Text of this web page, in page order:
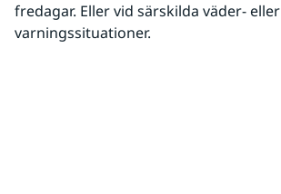
fredagar. Eller vid särskilda väder- eller
varningssituationer.